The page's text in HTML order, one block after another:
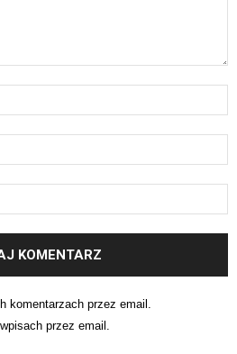
komentarzach przez email.
przez email.